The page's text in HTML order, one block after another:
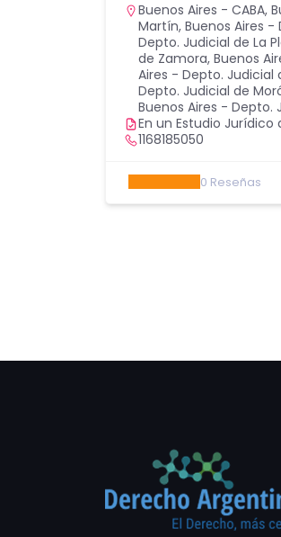
Buenos Aires - CABA,
Martín, Buenos Aires -
Depto. Judicial de La
de Zamora, Buenos
Aires - Depto. Judicial
Depto. Judicial de
Buenos Aires - Depto.
En un Estudio Jurídico
1168185050
0 Reseñas